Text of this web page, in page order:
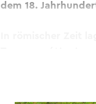
dem 18.
Tongeren